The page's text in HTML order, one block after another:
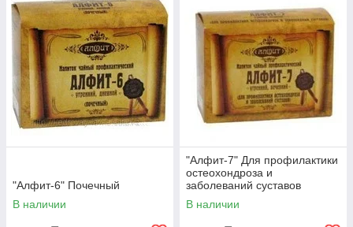
"Алфит-6" Почечный
В наличии
"Алфит-7" Для профилактики
остеохондроза и
заболеваний суставов
В наличии